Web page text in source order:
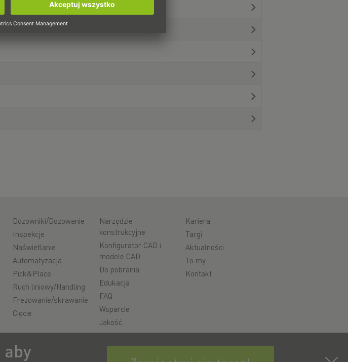
aby
Dozowniki/Dozowanie
Inspekcje
Naświetlanie
Automatyzacja
Pick&Place
Ruch liniowy/Handling
Frezowanie/skrawanie
Cięcie
Narzędzie
konstrukcyjne
Konfigurator CAD i
modele CAD
Do pobrania
Edukacja
FAQ
Wsparcie
Jakość
Kariera
Targi
Aktualności
To my
Kontakt